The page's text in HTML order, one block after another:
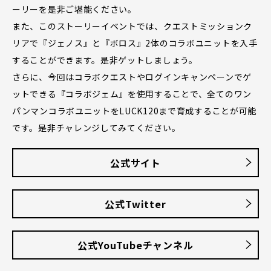
ーリーを是非ご堪能ください。
また、このストーリーイベントでは、クエストミッションク
リアで『ジェノス』と『ボロス』2体のコラボユニットを入手
することができます。是非ゲットしましょう。
さらに、今回はコラボクエストやログインキャンペーンでゲ
ットできる『コラボジェム』を使用することで、全てのワン
パンマンコラボユニットをLUCK120まで育成することが可能
です。是非チャレンジしてみてください。
公式サイト
公式Twitter
公式YouTubeチャンネル